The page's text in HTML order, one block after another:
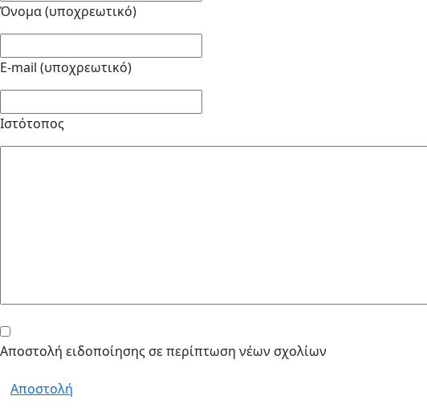
Όνομα (υποχρεωτικό)
E-mail (υποχρεωτικό)
Ιστότοπος
Αποστολή ειδοποίησης σε περίπτωση νέων σχολίων
Αποστολή